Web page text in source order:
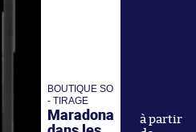
BOUTIQUE SO
- TIRAGE
Maradona
à partir